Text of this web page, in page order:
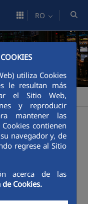
utiliza Cookies
le resultan más
el Sitio Web,
y reproducir
mantener las
contienen
navegador y, de
regrese al Sitio
acerca de las
de Cookies.
RO
marca